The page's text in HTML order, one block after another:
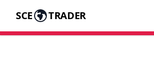
SCE TRADER